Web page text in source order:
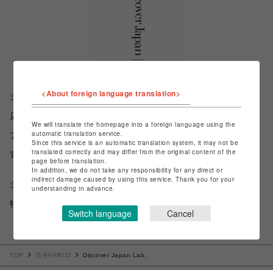
ショップ名
Discover Japan Lab.
店舗名
アクセス
東京都渋谷区宇田川町15-1_1F
電話番号
03-6455-2380
ショップお問い合わせは こちら
特定商取引法など法令に基づく表記はこちら
TOP 渋谷PARCO Discover Japan Lab.
<About foreign language translation>
We will translate the homepage into a foreign language using the
automatic translation service.
Since this service is an automatic translation system, it may not be
translated correctly and may differ from the original content of the
page before translation.
In addition, we do not take any responsibility for any direct or
indirect damage caused by using this service. Thank you for your
understanding in advance.
Switch language Cancel